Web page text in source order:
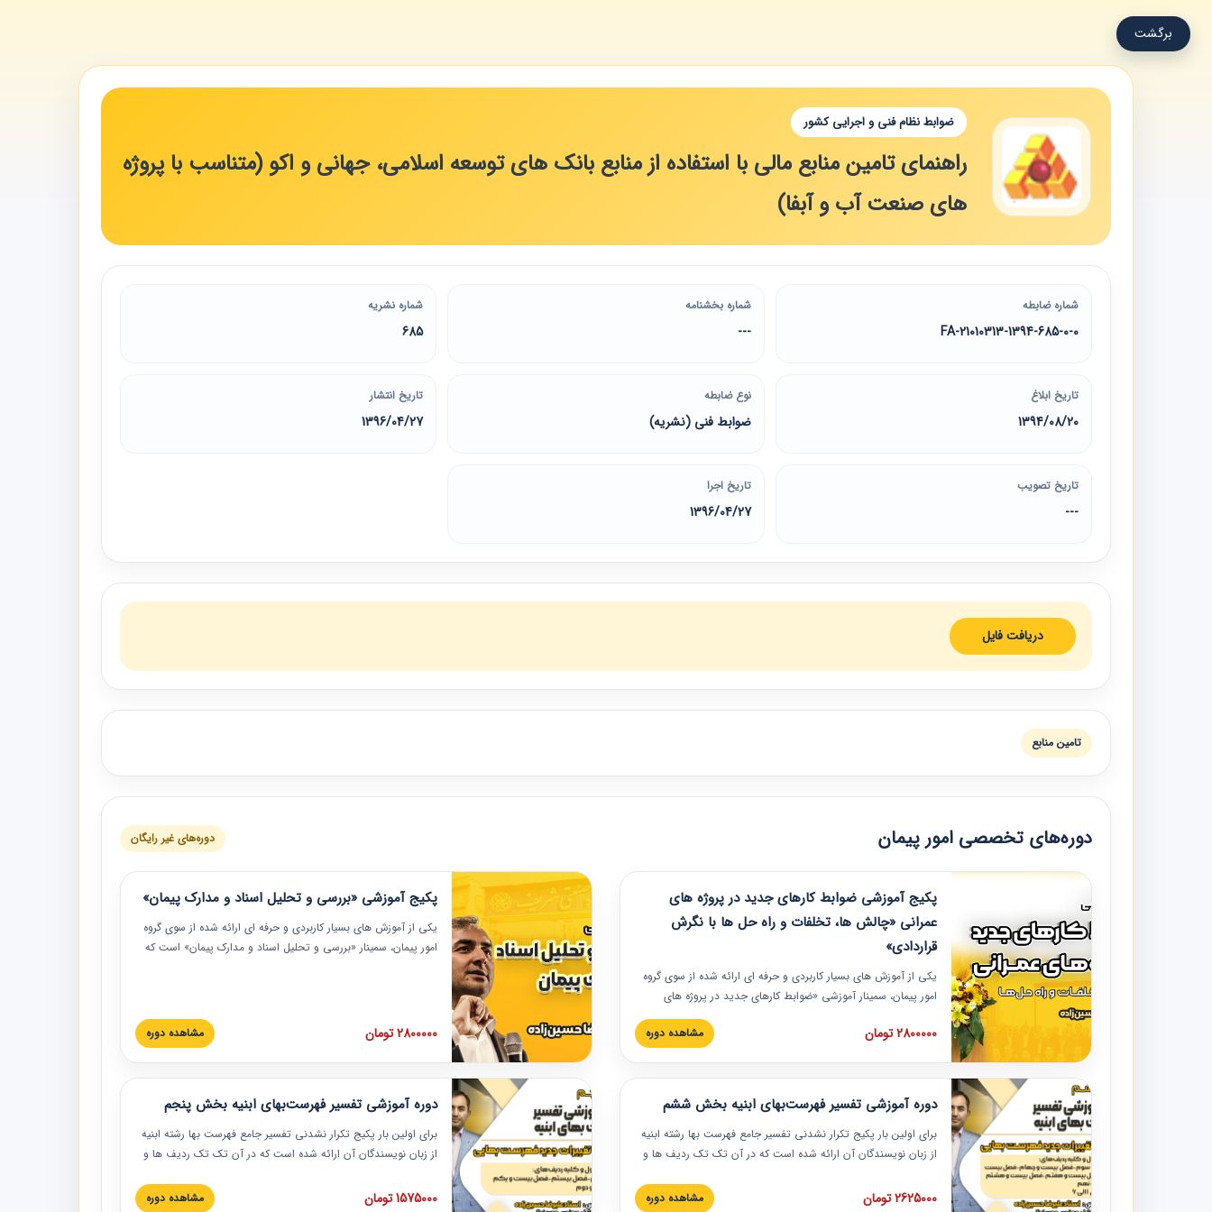
برگشت
ضوابط نظام فنی و اجرایی کشور
راهنمای تامین منابع مالی با استفاده از منابع بانک های توسعه اسلامی، جهانی و اکو (متناسب با پروژه
های صنعت آب و آبفا)
شماره ضابطه
21010313-1394-685-0-0-FA
شماره بخشنامه
---
شماره نشریه
685
تاریخ ابلاغ
1394/08/20
نوع ضابطه
ضوابط فنی (نشریه)
تاریخ انتشار
1396/04/27
تاریخ تصویب
---
تاریخ اجرا
1396/04/27
دریافت فایل
تامين منابع
دوره‌های تخصصی امور پیمان دوره‌های غیر رایگان
پکیج آموزشی ضوابط کارهای جدید در پروژه های
عمرانی «چالش ها، تخلفات و راه حل ها با نگرش
قراردادی»
یکی از آموزش‏‏‏‏‏‏ های بسیار کاربردی و حرفه‏ ای ارائه شده از سوی گروه
امور پیمان، سمینار آموزشی «ضوابط کارهای جدید در پروژه های
عمرانی» چالش ها، تخلفات و راه حل ها با نگرش قراردادی است که
در محل سندیکای شرکت های ساختمانی کشور ارائه شد. در این
به همراه تجربیات عملی ارائه شده است.
2800000 تومان مشاهده دوره
پکیج آموزشی «بررسی و تحلیل اسناد و مدارک پیمان»
یکی از آموزش‏‏‏‏‏‏ های بسیار کاربردی و حرفه‏ ای ارائه شده از سوی گروه
امور پیمان، سمینار «بررسی و تحلیل اسناد و مدارک پیمان» است که
عملی در این خصوص ارائه شده است.
2800000 تومان مشاهده دوره
دوره آموزشی تفسیر فهرست‌بهای ابنیه بخش ششم
برای اولین بار پکیج تکرار نشدنی تفسیر جامع فهرست بها رشته ابنیه
از زبان نویسندگان آن ارائه شده است که در آن تک تک ردیف ها و
تصویری بوده و به همراه تصاویر عملیات اجرایی مرتبط با ردیف های
2625000 تومان مشاهده دوره
دوره آموزشی تفسیر فهرست‌بهای ابنیه بخش پنجم
برای اولین بار پکیج تکرار نشدنی تفسیر جامع فهرست بها رشته ابنیه
از زبان نویسندگان آن ارائه شده است که در آن تک تک ردیف ها و
تصویری بوده و به همراه تصاویر عملیات اجرایی مرتبط با ردیف های
1575000 تومان مشاهده دوره